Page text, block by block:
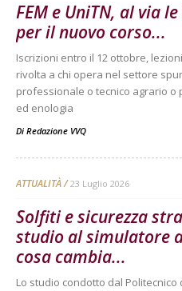
FEM e UniTN, al via
per il nuovo corso...
Iscrizioni entro il 12 ottobre,
rivolta a chi opera nel settore
professionale o tecnico agrario
ed enologia
Di Redazione VVQ
ATTUALITÀ 23 Luglio 2026
Solfiti e sicurezza
studio al simulatore
cosa cambia...
Lo studio condotto dal Politecnico